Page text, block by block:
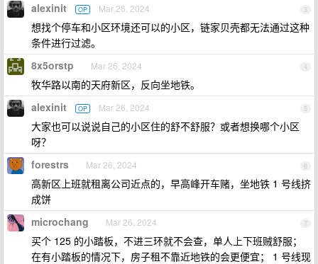
3
alexinit OP Mar 26, 2024
想找个停车和小区环境还可以的小区，链家贝壳都无法通过这种
条件进行过滤。
4
8x5orstp Mar 26, 2024
牧华路以南的天府新区，反向坐地铁。
5
alexinit OP Mar 26, 2024
大家也可以说说自己的小区住的舒不舒服？或者想换哪个小区
呀？
6
forestrs Mar 26, 2024
高新区上班就租离公司近点的，早高峰开车赌，坐地铁 1 号线挤
成饼
7
microchang Mar 26, 2024
买个 125 的小踏板，不进三环就不会查，单人上下班贼舒服；
在有小踏板的情况下，房子租不靠近地铁的会更便宜； 1 号线现